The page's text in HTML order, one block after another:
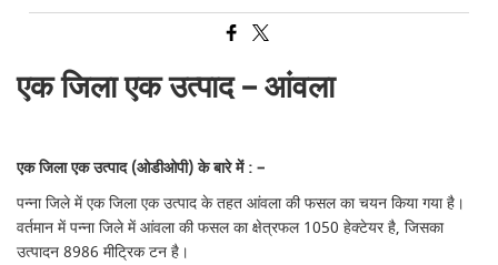
एक जिला एक उत्पाद – आंवला
एक जिला एक उत्पाद (ओडीओपी) के बारे में: –
पन्ना जिले में एक जिला एक उत्पाद के तहत आंवला की फसल का चयन किया गया है।
वर्तमान में पन्ना जिले में आंवला की फसल का क्षेत्रफल 1050 हेक्टेयर है, जिसका
उत्पादन 8986 मीट्रिक टन है।